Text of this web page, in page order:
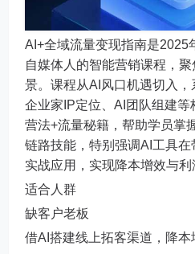
AI+全域流量变现指南是2025
自媒体人的智能营销课程，
景。课程从AI风口机遇切入，
企业家IP定位、AI团队组建
营法+流量秘籍，帮助学员掌
链路技能，特别强调AI工具
实战应用，实现降本增效与利
适合人群
缺客户老板
借AI搭建线上拓客渠道，降本